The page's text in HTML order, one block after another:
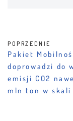
POPRZEDNIE
Pakiet
doprowadzi do
emisji CO2
mln ton w skali